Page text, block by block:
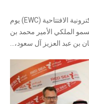
اختتمت بطولة كأس العالم للرياضات الإلكترونية الافتتاحية (EWC) يوم
الملكي الأمير محمد بن
بن عبد العزيز آل سعود،...